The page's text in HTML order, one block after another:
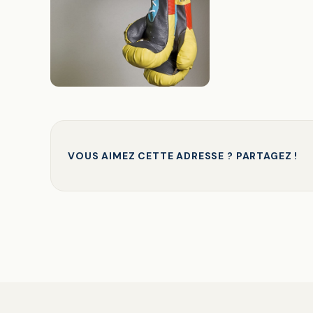
VOUS AIMEZ CETTE ADRESSE ? PARTAGEZ !